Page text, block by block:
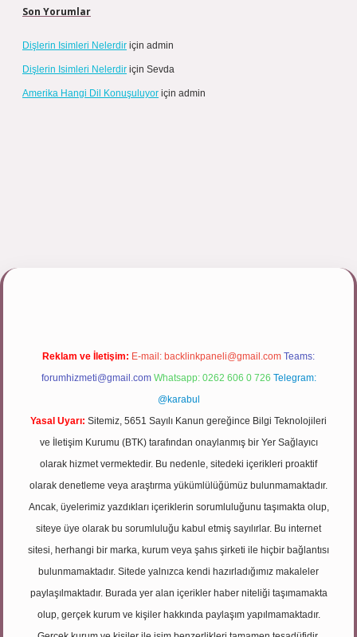
Son Yorumlar
Dişlerin Isimleri Nelerdir için admin
Dişlerin Isimleri Nelerdir için Sevda
Amerika Hangi Dil Konuşuluyor için admin
tulipbett.net/
Reklam ve İletişim: E-mail: backlinkpaneli@gmail.com Teams:
forumhizmeti@gmail.com Whatsapp: 0262 606 0 726 Telegram:
@karabul
Yasal Uyarı: Sitemiz, 5651 Sayılı Kanun gereğince Bilgi Teknolojileri
ve İletişim Kurumu (BTK) tarafından onaylanmış bir Yer Sağlayıcı
olarak hizmet vermektedir. Bu nedenle, sitedeki içerikleri proaktif
olarak denetleme veya araştırma yükümlülüğümüz bulunmamaktadır.
Ancak, üyelerimiz yazdıkları içeriklerin sorumluluğunu taşımakta olup,
siteye üye olarak bu sorumluluğu kabul etmiş sayılırlar. Bu internet
sitesi, herhangi bir marka, kurum veya şahıs şirketi ile hiçbir bağlantısı
bulunmamaktadır. Sitede yalnızca kendi hazırladığımız makaleler
paylaşılmaktadır. Burada yer alan içerikler haber niteliği taşımamakta
olup, gerçek kurum ve kişiler hakkında paylaşım yapılmamaktadır.